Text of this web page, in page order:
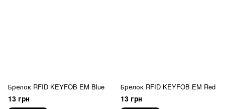
Брелок RFID KEYFOB EM Blue
13 грн
Брелок RFID KEYFOB EM Red
13 грн